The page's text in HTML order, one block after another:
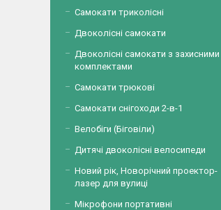
Самокати триколісні
Двоколісні самокати
Двоколісні самокати з захисними
комплектами
Самокати трюкові
Самокати снігоходи 2-в-1
Велобіги (Біговіли)
Дитячі двоколісні велосипеди
Новий рік, Новорічний проектор-
лазер для вулиці
Мікрофони портативні